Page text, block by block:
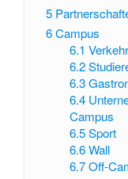
5
6Campus
6.1 Verkehr
6.2
6.3
6.4
Campus
6.5 Sport
6.6 Wall
6.7 Off-